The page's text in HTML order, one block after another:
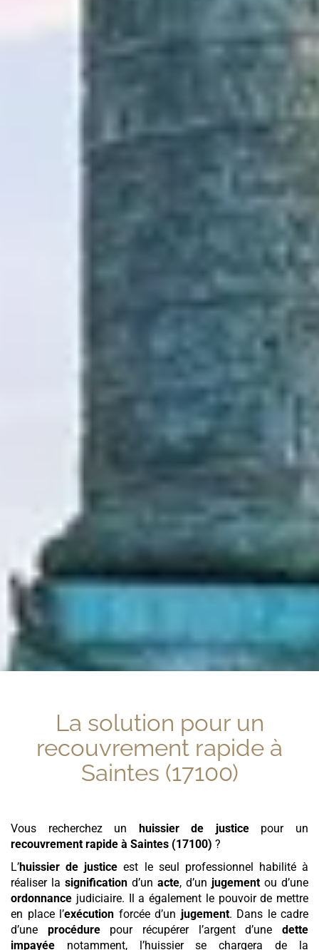
La solution pour un
recouvrement rapide à
Saintes (17100)
Vous recherchez un huissier de justicepour un
recouvrement rapide à Saintes (17100) ?
L’huissier de justice est le seul professionnel habilité à
réaliser la signification d’un acte, d’un jugement ou d’une
ordonnance judiciaire. Il a également le pouvoir de mettre
en place l’exécution forcée d’un jugement. Dans le cadre
d’une procédurepour récupérer l’argent d’unedette
impayée notamment, l’huissier se chargera de la